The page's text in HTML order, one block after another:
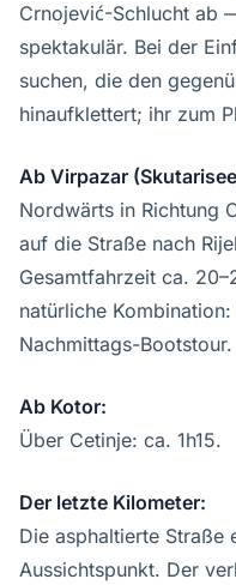
Crnojević-Schlucht ab
spektakulär. Bei der
suchen, die den
hinaufklettert; ihr zum
Ab Virpazar
Nordwärts in Richtung
auf die Straße nach
Gesamtfahrzeit ca.
natürliche
Nachmittags-Bootstour.
Ab Kotor:
Über Cetinje: ca. 1h15.
Der letzte Kilometer:
Die asphaltierte Straße
Aussichtspunkt. Der